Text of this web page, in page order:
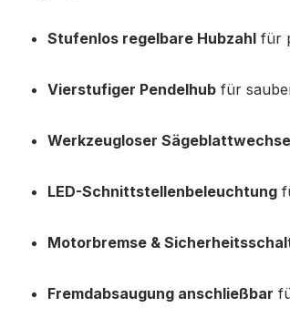
Stufenlos regelbare Hubzahl für
Vierstufiger Pendelhub für
Werkzeugloser
LED-Schnittstellenbeleuchtung
Motorbremse &
Fremdabsaugung anschließbar